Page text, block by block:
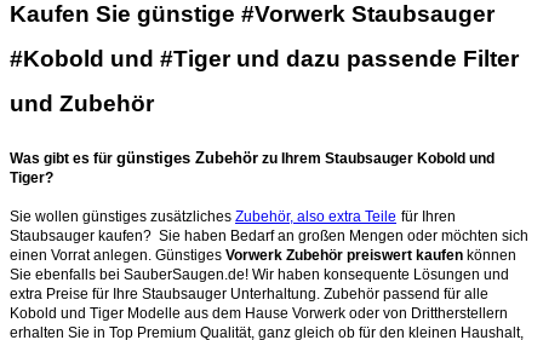
Kaufen Sie günstige #Vorwerk Staubsauger
#Kobold und #Tiger und dazu passende Filter
und Zubehör
Was gibt es für günstiges Zubehör zu Ihrem Staubsauger Kobold und
Tiger?
Sie wollen günstiges zusätzliches Zubehör, also extra Teile für Ihren
Staubsauger kaufen? Sie haben Bedarf an großen Mengen oder möchten sich
einen Vorrat anlegen. Günstiges Vorwerk Zubehör preiswert kaufen können
Sie ebenfalls bei SauberSaugen.de! Wir haben konsequente Lösungen und
extra Preise für Ihre Staubsauger Unterhaltung. Zubehör passend für alle
Kobold und Tiger Modelle aus dem Hause Vorwerk oder von Drittherstellern
erhalten Sie in Top Premium Qualität, ganz gleich ob für den kleinen Haushalt,